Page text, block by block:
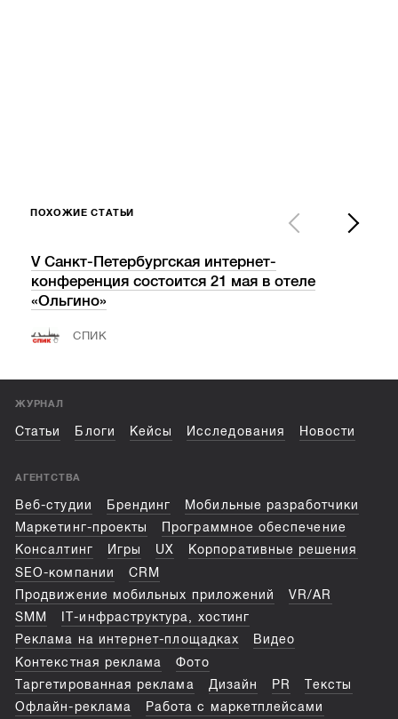
ПОХОЖИЕ СТАТЬИ
V Санкт-Петербургская интернет-
конференция состоится 21 мая в отеле
«Ольгино»
СПИК
ЖУРНАЛ
Статьи Блоги Кейсы Исследования Новости
АГЕНТСТВА
Веб-студии Брендинг
Мобильные разработчики
Маркетинг-проекты
Программное обеспечение
Консалтинг
Игры UX
Корпоративные решения
SEO-компании
CRM
Продвижение мобильных приложений
VR/AR
SMM
IT-инфраструктура, хостинг
Реклама на интернет-площадках
Видео
Контекстная реклама
Фото
Таргетированная реклама
Дизайн PR
Тексты
Офлайн-реклама
Работа с маркетплейсами